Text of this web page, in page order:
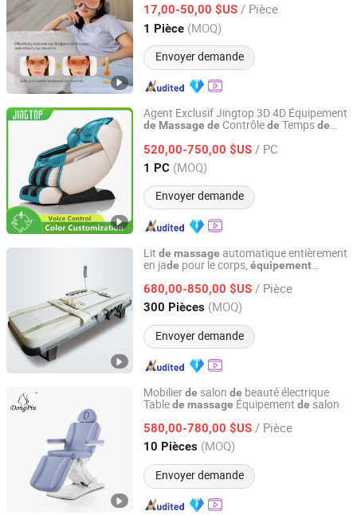
17,00-50,00 $US / Pièce
1 Pièce (MOQ)
Envoyer demande
Zhejiang, China Depuis 2026
Agent Exclusif Jingtop 3D 4D Équipement
de Massage de Contrôlede Tempsde
MassagerdeSanté
520,00-750,00 $US / PC
1 PC (MOQ)
Envoyer demande
Fujian Jingtuo Health Technology Co., Ltd.
Fujian, China Depuis 2023
Lit de massage automatique entièrement
en jade pour le corps, équipement
680,00-850,00 $US / Pièce
300 Pièces (MOQ)
Envoyer demande
Health&Health (Group)Co.,Ltd.
Guangdong, China Depuis 2011
Mobilierde salon de beauté électrique
Tablede massage Équipement de salon
580,00-780,00 $US / Pièce
10 Pièces (MOQ)
Envoyer demande
Dongpin Beauty & Medical Co., Ltd.
Guangdong, China Depuis 2019